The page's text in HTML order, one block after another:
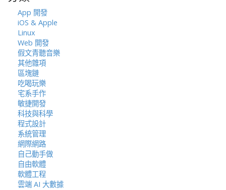
App 開發
iOS & Apple
Linux
Web 開發
假文青聽音樂
其他雜項
區塊鏈
吃喝玩樂
宅系手作
敏捷開發
科技與科學
程式設計
系統管理
網際網路
自己動手做
自由軟體
軟體工程
雲端 AI 大數據